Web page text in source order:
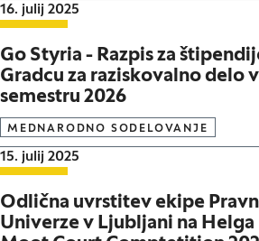
Datum objave:
16. julij 2025
Go Styria - Razpis za
Gradcu za raziskovalno delo
semestru 2026
MEDNARODNO SODELOVANJE
Datum objave:
15. julij 2025
Odlična uvrstitev ekipe
Univerze v Ljubljani na Helga